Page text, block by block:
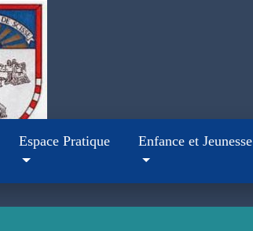
Espace Pratique Enfance et Jeunesse